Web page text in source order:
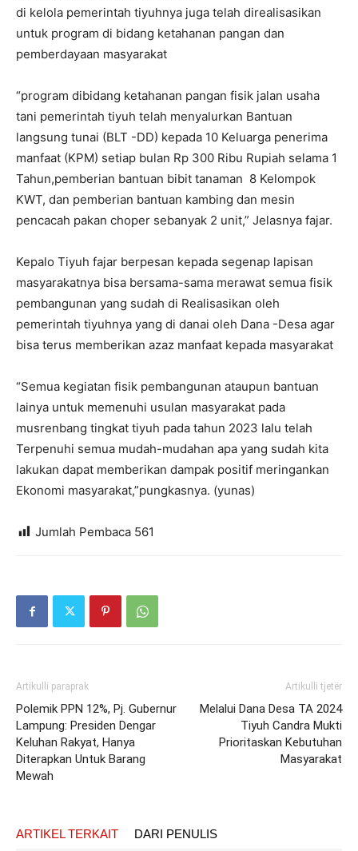
di kelola pemerintah tiyuhnya juga telah direalisasikan
untuk program di bidang ketahanan pangan dan
pemberdayaan masyarakat
“program dibidang ketahanan pangan fisik jalan usaha
tani pemerintah tiyuh telah menyalurkan Bantuan
langsung tunai (BLT -DD) kepada 10 Keluarga penerima
manfaat (KPM) setiap bulan Rp 300 Ribu Rupiah selama 1
Tahun,pemberian bantuan bibit tanaman 8 Kelompok
KWT, dan pemberian bantuan kambing dan mesin
pencacah pakan choper sebanyak 2 unit,” Jelasnya fajar.
Kepalo Tiyuh fajar berpesan kepada segenap lapisan
masyarakatnya bisa bersama-sama merawat semua fisik
pembangunan yang sudah di Realisasikan oleh
pemerintah tiyuhnya yang di danai oleh Dana -Desa agar
bisa terus memberikan azaz manfaat kepada masyarakat
“Semua kegiatan fisik pembangunan ataupun bantuan
lainya untuk memenuhi usulan masyarakat pada
musrenbang tingkat tiyuh pada tahun 2023 lalu telah
Terpenuhi semua mudah-mudahan apa yang sudah kita
lakukan dapat memberikan dampak positif meringankan
Ekonomi masyarakat,”pungkasnya. (yunas)
Jumlah Pembaca 561
Artikulli paraprak
Polemik PPN 12%, Pj. Gubernur
Lampung: Presiden Dengar
Keluhan Rakyat, Hanya
Diterapkan Untuk Barang
Mewah
Artikulli tjetër
Melalui Dana Desa TA 2024
Tiyuh Candra Mukti
Prioritaskan Kebutuhan
Masyarakat
ARTIKEL TERKAIT DARI PENULIS